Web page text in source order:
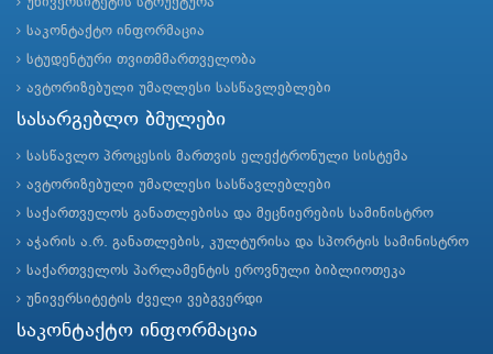
უნივერსიტეტის სტრუქტურა
საკონტაქტო ინფორმაცია
სტუდენტური თვითმმართველობა
ავტორიზებული უმაღლესი სასწავლებლები
სასარგებლო ბმულები
სასწავლო პროცესის მართვის ელექტრონული სისტემა
ავტორიზებული უმაღლესი სასწავლებლები
საქართველოს განათლებისა და მეცნიერების სამინისტრო
აჭარის ა.რ. განათლების, კულტურისა და სპორტის სამინისტრო
საქართველოს პარლამენტის ეროვნული ბიბლიოთეკა
უნივერსიტეტის ძველი ვებგვერდი
საკონტაქტო ინფორმაცია